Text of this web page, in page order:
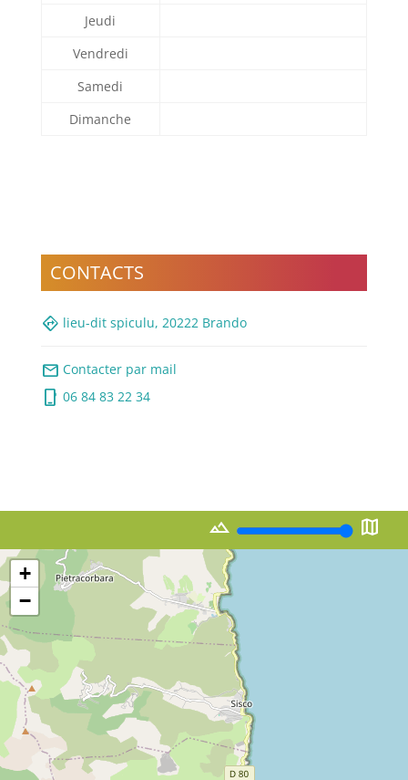
Jeudi
Vendredi
Samedi
Dimanche
CONTACTS
directions lieu-dit spiculu, 20222 Brando
mail Contacter par mail
phone_iphone 06 84 83 22 34
landscape map
+
−